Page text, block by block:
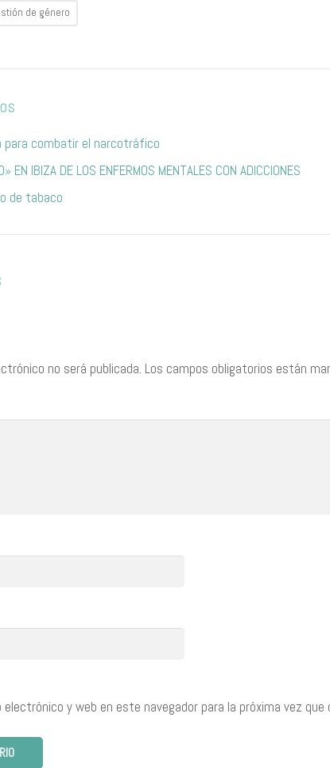
de género
para combatir el narcotráfico
EN IBIZA DE LOS ENFERMOS MENTALES CON ADICCIONES
de tabaco
no será publicada. Los campos obligatorios están
electrónico y web en este navegador para la próxima vez que